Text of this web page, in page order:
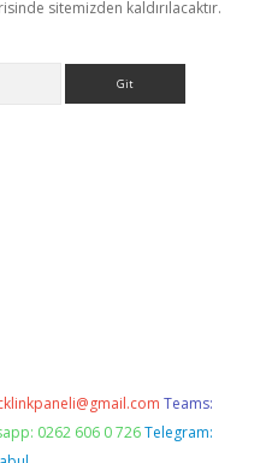
sitemizden kaldırılacaktır.
Teams:
0262 606 0 726 Telegram: